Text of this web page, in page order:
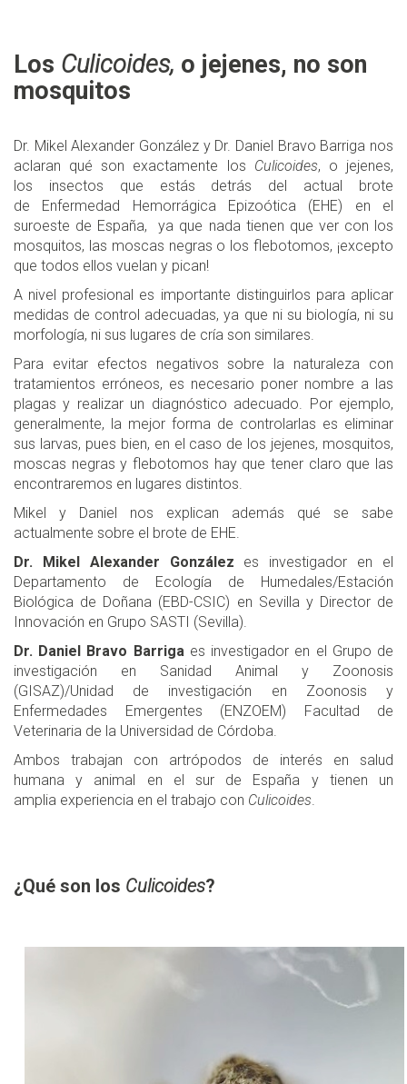
Los Culicoides, o jejenes, no son
mosquitos
Dr. Mikel Alexander González y Dr. Daniel Bravo Barriga nos
aclaran qué son exactamente los Culicoides, o jejenes,
los insectos que estás detrás del actual brote
de Enfermedad Hemorrágica Epizoótica (EHE) en el
suroeste de España, ya que nada tienen que ver con los
mosquitos, las moscas negras o los flebotomos, ¡excepto
que todos ellos vuelan y pican!
A nivel profesional es importante distinguirlos para aplicar
medidas de control adecuadas, ya que ni su biología, ni su
morfología, ni sus lugares de cría son similares.
Para evitar efectos negativos sobre la naturaleza con
tratamientos erróneos, es necesario poner nombre a las
plagas y realizar un diagnóstico adecuado. Por ejemplo,
generalmente, la mejor forma de controlarlas es eliminar
sus larvas, pues bien, en el caso de los jejenes, mosquitos,
moscas negras y flebotomos hay que tener claro que las
encontraremos en lugares distintos.
Mikel y Daniel nos explican además qué se sabe
actualmente sobre el brote de EHE.
Dr. Mikel Alexander González es investigador en el
Departamento de Ecología de Humedales/Estación
Biológica de Doñana (EBD-CSIC) en Sevilla y Director de
Innovación en Grupo SASTI (Sevilla).
Dr. Daniel Bravo Barriga es investigador en el Grupo de
investigación en Sanidad Animal y Zoonosis
(GISAZ)/Unidad de investigación en Zoonosis y
Enfermedades Emergentes (ENZOEM) Facultad de
Veterinaria de la Universidad de Córdoba.
Ambos trabajan con artrópodos de interés en salud
humana y animal en el sur de España y tienen un
amplia experiencia en el trabajo con Culicoides.
¿Qué son los Culicoides?